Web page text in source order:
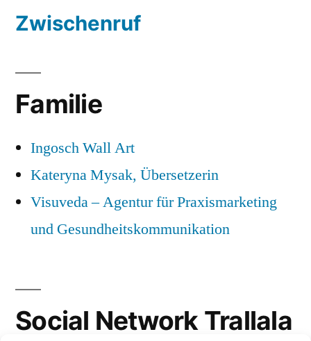
Zwischenruf
Familie
Ingosch Wall Art
Kateryna Mysak, Übersetzerin
Visuveda – Agentur für Praxismarketing
und Gesundheitskommunikation
Social Network Trallala